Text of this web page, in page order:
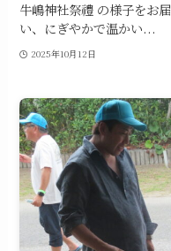
牛嶋神社祭禮 の様子をお
い、にぎやかで温かい...
2025年10月12日